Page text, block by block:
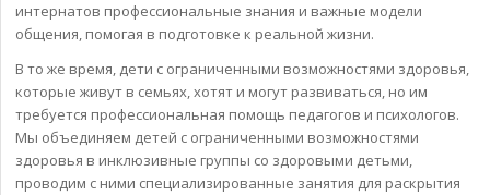
интернатов профессиональные знания и важные модели
общения, помогая в подготовке к реальной жизни.
В то же время, дети с ограниченными возможностями здоровья,
которые живут в семьях, хотят и могут развиваться, но им
требуется профессиональная помощь педагогов и психологов.
Мы объединяем детей с ограниченными возможностями
здоровья в инклюзивные группы со здоровыми детьми,
проводим с ними специализированные занятия для раскрытия